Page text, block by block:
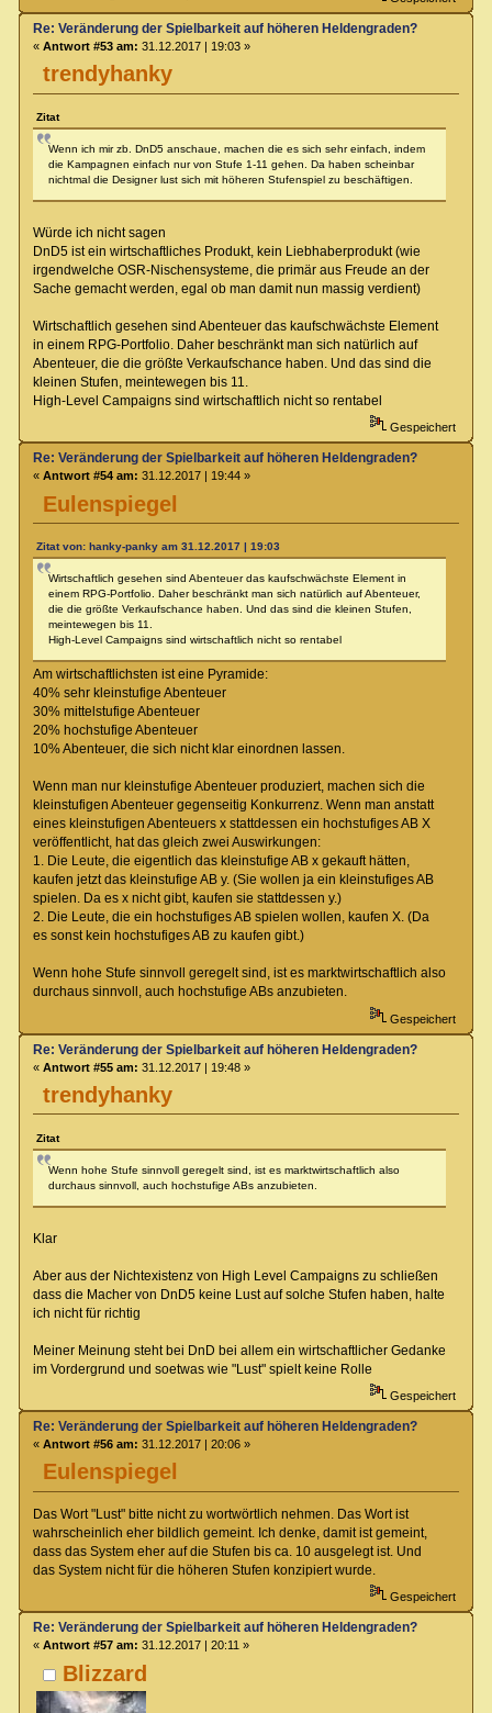
trendyhanky
Re: Veränderung der Spielbarkeit auf höheren Heldengraden?
« Antwort #53 am: 31.12.2017 | 19:03 »
Zitat
Wenn ich mir zb. DnD5 anschaue, machen die es sich sehr einfach, indem
die Kampagnen einfach nur von Stufe 1-11 gehen. Da haben scheinbar
nichtmal die Designer lust sich mit höheren Stufenspiel zu beschäftigen.
Würde ich nicht sagen
DnD5 ist ein wirtschaftliches Produkt, kein Liebhaberprodukt (wie
irgendwelche OSR-Nischensysteme, die primär aus Freude an der
Sache gemacht werden, egal ob man damit nun massig verdient)
Wirtschaftlich gesehen sind Abenteuer das kaufschwächste Element
in einem RPG-Portfolio. Daher beschränkt man sich natürlich auf
Abenteuer, die die größte Verkaufschance haben. Und das sind die
kleinen Stufen, meintewegen bis 11.
High-Level Campaigns sind wirtschaftlich nicht so rentabel
Gespeichert
Eulenspiegel
Re: Veränderung der Spielbarkeit auf höheren Heldengraden?
« Antwort #54 am: 31.12.2017 | 19:44 »
Zitat von: hanky-panky am 31.12.2017 | 19:03
Wirtschaftlich gesehen sind Abenteuer das kaufschwächste Element in
einem RPG-Portfolio. Daher beschränkt man sich natürlich auf Abenteuer,
die die größte Verkaufschance haben. Und das sind die kleinen Stufen,
meintewegen bis 11.
High-Level Campaigns sind wirtschaftlich nicht so rentabel
Am wirtschaftlichsten ist eine Pyramide:
40% sehr kleinstufige Abenteuer
30% mittelstufige Abenteuer
20% hochstufige Abenteuer
10% Abenteuer, die sich nicht klar einordnen lassen.
Wenn man nur kleinstufige Abenteuer produziert, machen sich die
kleinstufigen Abenteuer gegenseitig Konkurrenz. Wenn man anstatt
eines kleinstufigen Abenteuers x stattdessen ein hochstufiges AB X
veröffentlicht, hat das gleich zwei Auswirkungen:
1. Die Leute, die eigentlich das kleinstufige AB x gekauft hätten,
kaufen jetzt das kleinstufige AB y. (Sie wollen ja ein kleinstufiges AB
spielen. Da es x nicht gibt, kaufen sie stattdessen y.)
2. Die Leute, die ein hochstufiges AB spielen wollen, kaufen X. (Da
es sonst kein hochstufiges AB zu kaufen gibt.)
Wenn hohe Stufe sinnvoll geregelt sind, ist es marktwirtschaftlich also
durchaus sinnvoll, auch hochstufige ABs anzubieten.
Gespeichert
trendyhanky
Re: Veränderung der Spielbarkeit auf höheren Heldengraden?
« Antwort #55 am: 31.12.2017 | 19:48 »
Zitat
Wenn hohe Stufe sinnvoll geregelt sind, ist es marktwirtschaftlich also
durchaus sinnvoll, auch hochstufige ABs anzubieten.
Klar
Aber aus der Nichtexistenz von High Level Campaigns zu schließen
dass die Macher von DnD5 keine Lust auf solche Stufen haben, halte
ich nicht für richtig
Meiner Meinung steht bei DnD bei allem ein wirtschaftlicher Gedanke
im Vordergrund und soetwas wie "Lust" spielt keine Rolle
Gespeichert
Eulenspiegel
Re: Veränderung der Spielbarkeit auf höheren Heldengraden?
« Antwort #56 am: 31.12.2017 | 20:06 »
Das Wort "Lust" bitte nicht zu wortwörtlich nehmen. Das Wort ist
wahrscheinlich eher bildlich gemeint. Ich denke, damit ist gemeint,
dass das System eher auf die Stufen bis ca. 10 ausgelegt ist. Und
das System nicht für die höheren Stufen konzipiert wurde.
Gespeichert
Blizzard
Re: Veränderung der Spielbarkeit auf höheren Heldengraden?
« Antwort #57 am: 31.12.2017 | 20:11 »